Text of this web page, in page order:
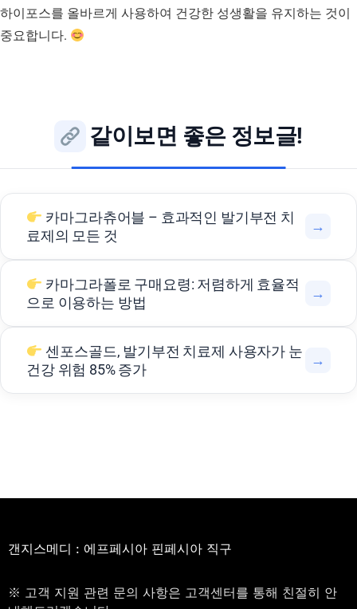
하이포스를 올바르게 사용하여 건강한 성생활을 유지하는 것이
중요합니다.
같이보면 좋은 정보글!
카마그라츄어블 – 효과적인 발기부전 치
료제의 모든 것
→
카마그라폴로 구매요령: 저렴하게 효율적
으로 이용하는 방법
→
센포스골드, 발기부전 치료제 사용자가 눈
건강 위험 85% 증가
→
갠지스메디 : 에프페시아 핀페시아 직구
※ 고객 지원 관련 문의 사항은 고객센터를 통해 친절히 안